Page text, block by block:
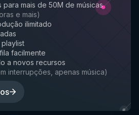
mais de 50M de músicas
e mais)
ilimitado
facilmente
a novos recursos
interrupções, apenas música)